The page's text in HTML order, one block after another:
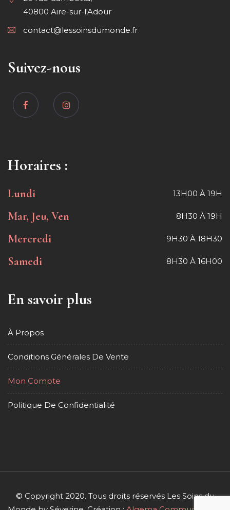
40800 Aire-sur-l'Adour
contact@lessoinsdumonde.fr
Suivez-nous
Horaires :
Lundi 13H00 À 19H
Mar, Jeu, Ven 8H30 À 19H
Mercredi 9H30 À 18H30
Samedi 8H30 À 16H00
En savoir plus
À Propos
Conditions Générales De Vente
Mon Compte
Politique De Confidentialité
© Copyright 2020. Tous droits réservés Les Soins du